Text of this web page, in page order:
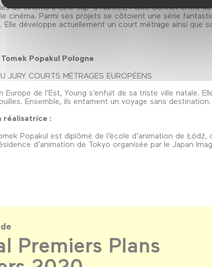
de cinéma à Ciné sup’ à Nantes, Maïté Sonnet entre
cinéma. Parmi ses projets se côtoient une série
Elle développe actuellement un court métrage ainsi que
Popakul Pologne
JURY COURTS MÉTRAGES EUROPÉENS
Europe de l’Est, Young s’enfuit de sa triste ville natale.
Ensemble, ils entament un voyage sans destination.
réalisatrice :
Popakul est diplômé de l’école d’animation de
d’animation de Tokyo organisée par le Japan
Premiers Plans